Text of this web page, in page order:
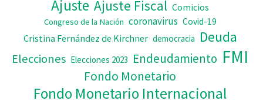
Ajuste Ajuste Fiscal Comicios
Congreso de la Nación coronavirus Covid-19
Cristina Fernández de Kirchner democracia Deuda
Elecciones Elecciones 2023 Endeudamiento FMI
Fondo Monetario
Fondo Monetario Internacional